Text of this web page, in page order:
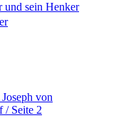
und sein Henker
von
/ Seite 2